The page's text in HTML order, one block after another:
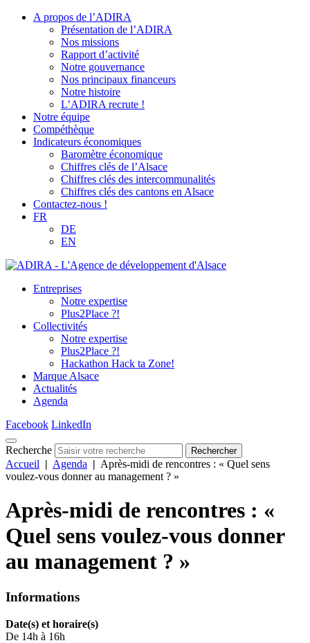
A propos de l’ADIRA
Présentation de l’ADIRA
Nos missions
Rapport d’activité
Notre gouvernance
Nos principaux financeurs
Notre histoire
L’ADIRA recrute !
Notre équipe
Compéthèque
Indicateurs économiques
Baromètre économique
Chiffres clés de l’Alsace
Chiffres clés des intercommunalités
Chiffres clés des cantons en Alsace
Contactez-nous !
FR
DE
EN
Entreprises
Notre expertise
Plus2Place ?!
Collectivités
Notre expertise
Plus2Place ?!
Hackathon Hack ta Zone!
Marque Alsace
Actualités
Agenda
Facebook LinkedIn
Recherche Rechercher
Accueil | Agenda | Après-midi de rencontres : « Quel sens
voulez-vous donner au management ? »
Après-midi de rencontres : «
Quel sens voulez-vous donner
au management ? »
Informations
Date(s) et horaire(s)
De 14h à 16h